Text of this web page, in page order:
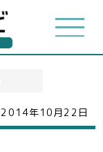
2014年10月22日